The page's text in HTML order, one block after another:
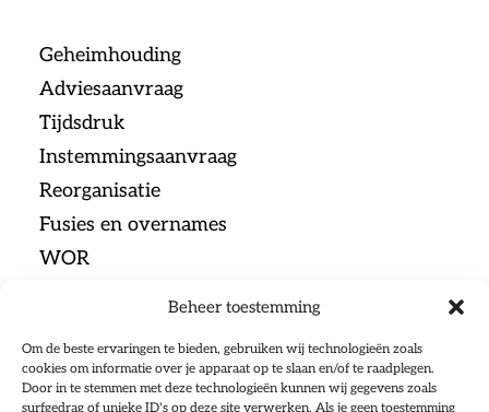
Beheer toestemming
Om de beste ervaringen te bieden, gebruiken wij technologieën zoals
cookies om informatie over je apparaat op te slaan en/of te raadplegen.
Door in te stemmen met deze technologieën kunnen wij gegevens zoals
surfgedrag of unieke ID's op deze site verwerken. Als je geen toestemming
Geheimhouding
Adviesaanvraag
Tijdsdruk
Instemmingsaanvraag
Reorganisatie
Fusies en overnames
WOR
Home